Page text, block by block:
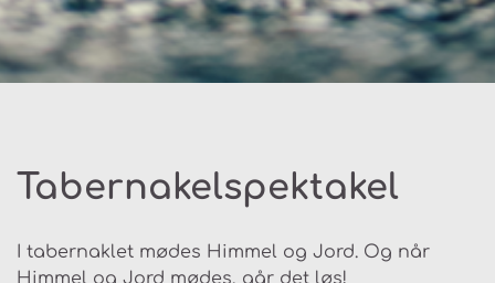
Tabernakelspektakel
I tabernaklet mødes Himmel og Jord. Og når
Himmel og Jord mødes, går det løs!